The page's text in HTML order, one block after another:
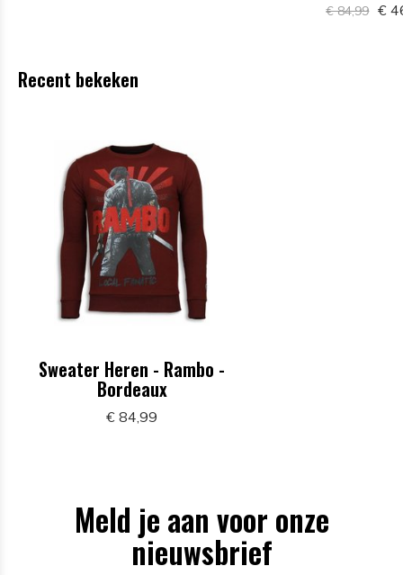
€ 84,99 €
Recent bekeken
Sweater Heren - Rambo -
Bordeaux
€ 84,99
Meld je aan voor onze
nieuwsbrief